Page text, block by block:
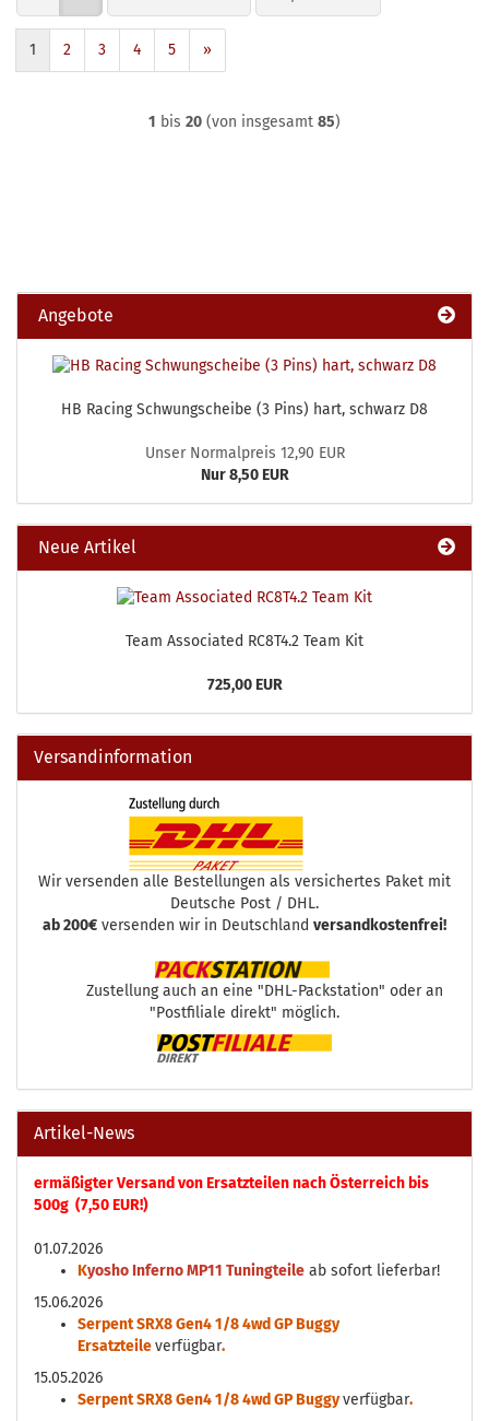
1 2 3 4 5 »
1 bis 20 (von insgesamt 85)
Angebote
HB Racing Schwungscheibe (3 Pins) hart, schwarz D8
Unser Normalpreis 12,90 EUR
Nur 8,50 EUR
Neue Artikel
Team Associated RC8T4.2 Team Kit
725,00 EUR
Versandinformation
Wir versenden alle Bestellungen als versichertes Paket mit
Deutsche Post / DHL.
ab 200€ versenden wir in Deutschland versandkostenfrei!
Zustellung auch an eine "DHL-Packstation" oder an
"Postfiliale direkt" möglich.
Artikel-News
ermäßigter Versand von Ersatzteilen nach Österreich bis
500g (7,50 EUR!)
01.07.2026
Kyosho Inferno MP11 Tuningteile ab sofort lieferbar!
15.06.2026
Serpent SRX8 Gen4 1/8 4wd GP Buggy
Ersatzteileverfügbar.
15.05.2026
Serpent SRX8 Gen4 1/8 4wd GP Buggyverfügbar.